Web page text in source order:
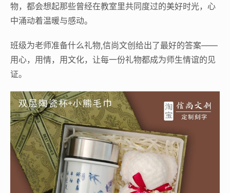
物，都会想起那些曾经在教室里共同度过的美好时光，心
中涌动着温暖与感动。
班级为老师准备什么礼物,信尚文创给出了最好的答案——
用心，用情，用文化，让每一份礼物都成为师生情谊的见
证。